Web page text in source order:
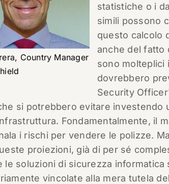
Country Manager
statistiche o i
simili possono
questo calcolo
anche del fatto
sono molteplici
dovrebbero
Security
si potrebbero evitare investendo
Fondamentalmente, il
i rischi per vendere le polizze.
proiezioni, già di per sé
le soluzioni di sicurezza
vincolate alla mera tutela